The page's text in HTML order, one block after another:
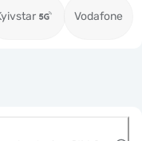
Vodafone